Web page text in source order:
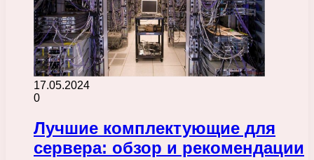
17.05.2024
0
Лучшие комплектующие для
сервера: обзор и рекомендации